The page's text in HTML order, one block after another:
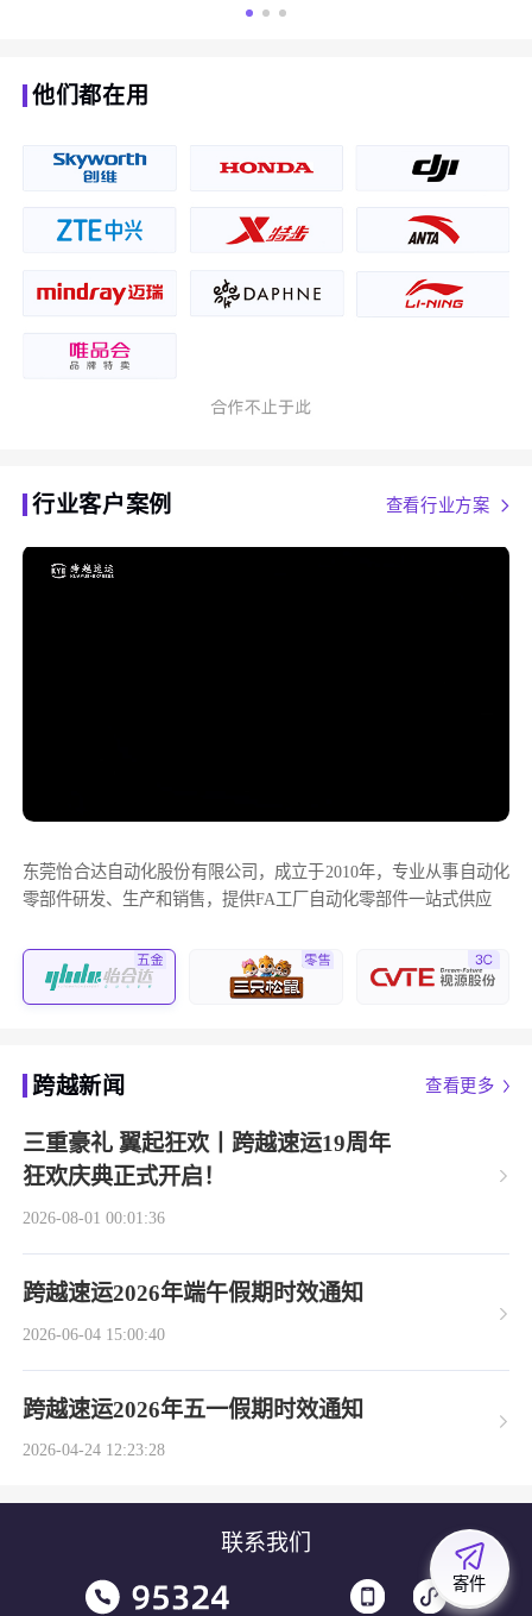
他们都在用
行业客户案例 查看行业方案
东莞怡合达自动化股份有限公司，成立于2010年，专业从事自动化
零部件研发、生产和销售，提供FA工厂自动化零部件一站式供应
跨越新闻 查看更多
三重豪礼 翼起狂欢丨跨越速运19周年
狂欢庆典正式开启！
2026-08-01 00:01:36
跨越速运2026年端午假期时效通知
2026-06-04 15:00:40
跨越速运2026年五一假期时效通知
2026-04-24 12:23:28
寄件
联系我们